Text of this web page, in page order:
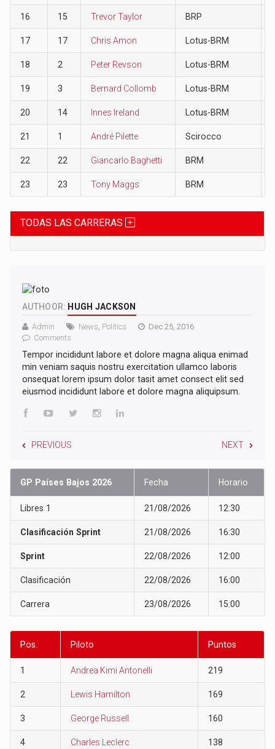
16 15 Trevor Taylor BRP
17 17 Chris Amon Lotus-BRM
18 2 Peter Revson Lotus-BRM
19 3 Bernard Collomb Lotus-BRM
20 14 Innes Ireland Lotus-BRM
21 1 André Pilette Scirocco
22 22 Giancarlo Baghetti BRM
23 23 Tony Maggs BRM
TODAS LAS CARRERAS
AUTHOOR: HUGH JACKSON
Admin News Politics
Dec 25, 2016
Comments
Tempor incididunt labore et dolore magna aliqua enimad
min veniam saquis nostru exercitation ullamco laboris
onsequat lorem ipsum dolor tasit amet consect elit sed
eiusmod incididunt labore et dolore magna aliquipsum.
PREVIOUS NEXT
GP Países Bajos 2026 Fecha Horario
Libres 1 21/08/2026 12:30
Clasificación Sprint 21/08/2026 16:30
Sprint 22/08/2026 12:00
Clasificación 22/08/2026 16:00
Carrera 23/08/2026 15:00
Pos. Piloto Puntos
1 Andrea Kimi Antonelli 219
2 Lewis Hamilton 169
3 George Russell 160
4 Charles Leclerc 138